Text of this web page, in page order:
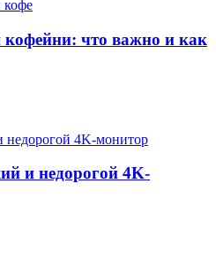
что важно и как
и недорогой 4K-